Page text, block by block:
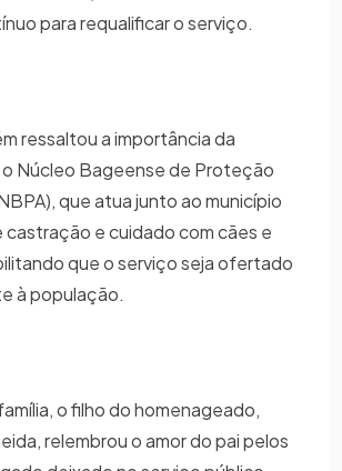
para requalificar o serviço.
ressaltou a importância da
Núcleo Bageense de Proteção
que atua junto ao município
castração e cuidado com cães e
que o serviço seja ofertado
à população.
o filho do homenageado,
relembrou o amor do pai pelos